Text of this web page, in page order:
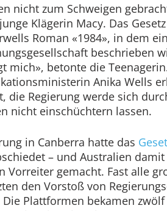
nicht zum Schweigen
Klägerin Macy. Das
Roman «1984», in dem
beschrieben
mich», betonte die
Anika Wells
die Regierung werde sich
nicht einschüchtern lassen.
in Canberra hatte das
– und Australien
Vorreiter gemacht. Fast alle
den Vorstoß von
Die Plattformen bekamen